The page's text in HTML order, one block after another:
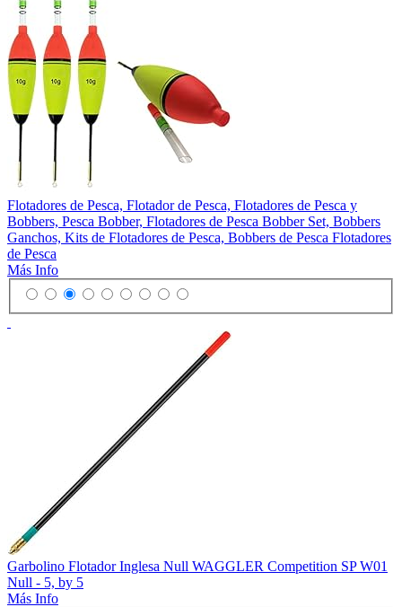
Flotadores de Pesca, Flotador de Pesca, Flotadores de Pesca y
Bobbers, Pesca Bobber, Flotadores de Pesca Bobber Set, Bobbers
Ganchos, Kits de Flotadores de Pesca, Bobbers de Pesca Flotadores
de Pesca
Más Info
Garbolino Flotador Inglesa Null WAGGLER Competition SP W01
Null - 5, by 5
Más Info